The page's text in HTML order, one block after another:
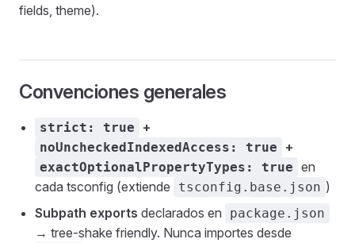
fields, theme).
Convenciones generales
strict: true +
noUncheckedIndexedAccess: true +
exactOptionalPropertyTypes: true en
cada tsconfig (extiende
tsconfig.base.json )
Subpath exports declarados en package.json
→ tree-shake friendly. Nunca importes desde